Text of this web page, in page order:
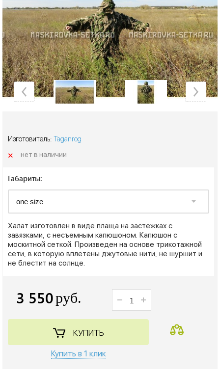
Изготовитель: Taganrog
+ нет в наличии
Габариты:
Халат изготовлен в виде плаща на застежках с
завязками, с несъемным капюшоном. Капюшон с
москитной сеткой. Произведен на основе трикотажной
сети, в которую вплетены джутовые нити, не шуршит и
не блестит на солнце.
3 550 руб.
КУПИТЬ
Купить в 1 клик